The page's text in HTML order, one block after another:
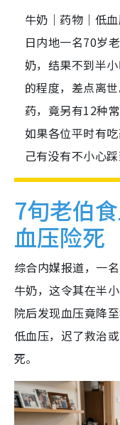
牛奶｜药物｜低
日内地一名70岁
奶，结果不到半
的程度，差点离
药，竟另有12种
如果各位平时有
己有没有不小心
7旬老伯
血压险死
综合内媒报道，一
牛奶，这令其在半
院后发现血压竟降
低血压，迟了救治
死。